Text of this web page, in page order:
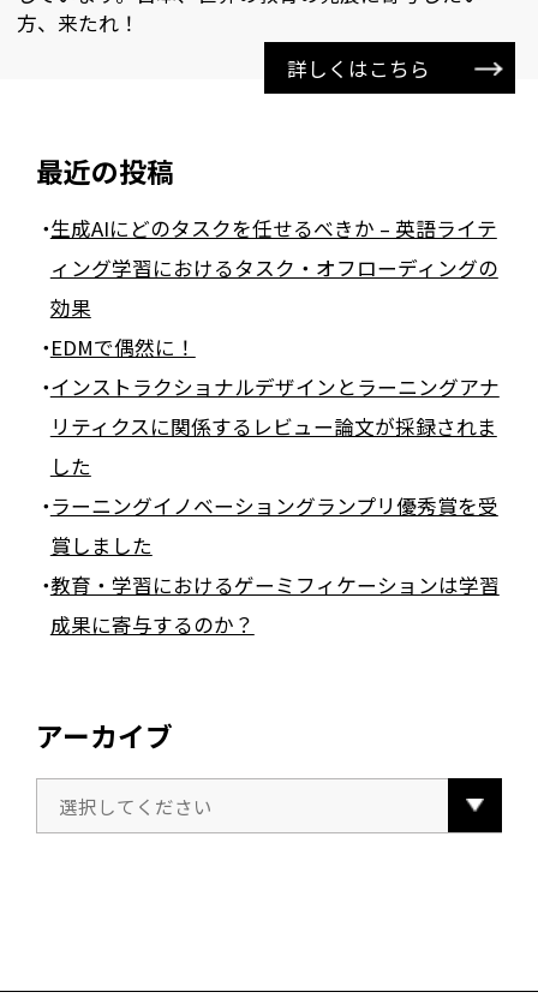
方、来たれ！
詳しくはこちら
最近の投稿
生成AIにどのタスクを任せるべきか – 英語ライテ
ィング学習におけるタスク・オフローディングの
効果
EDMで偶然に！
インストラクショナルデザインとラーニングアナ
リティクスに関係するレビュー論文が採録されま
した
ラーニングイノベーショングランプリ優秀賞を受
賞しました
教育・学習におけるゲーミフィケーションは学習
成果に寄与するのか？
アーカイブ